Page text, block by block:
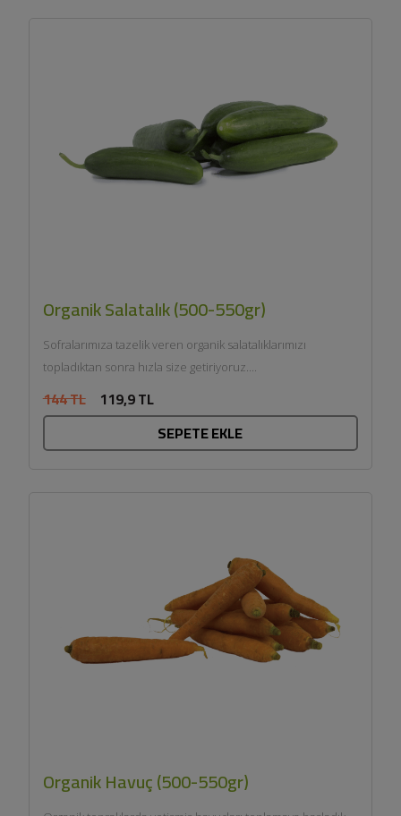
Organik Salatalık (500-550gr)
Sofralarımıza tazelik veren organik salatalıklarımızı
topladıktan sonra hızla size getiriyoruz....
144 TL 119,9 TL
SEPETE EKLE
Organik Havuç (500-550gr)